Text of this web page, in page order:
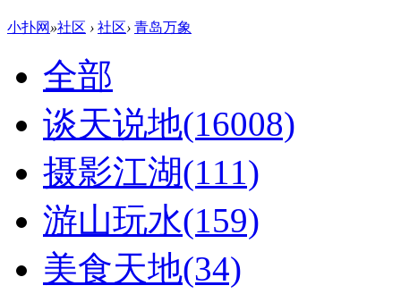
小扑网 »社区 › 社区› 青岛万象
全部
谈天说地(16008)
摄影江湖(111)
游山玩水(159)
美食天地(34)